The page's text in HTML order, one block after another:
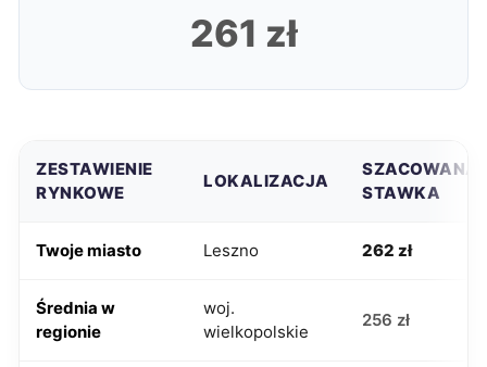
261 zł
ZESTAWIENIE
RYNKOWE
LOKALIZACJA
SZACOWANA
STAWKA
Twoje miasto Leszno 262 zł
Średnia w
regionie
woj.
wielkopolskie
256 zł